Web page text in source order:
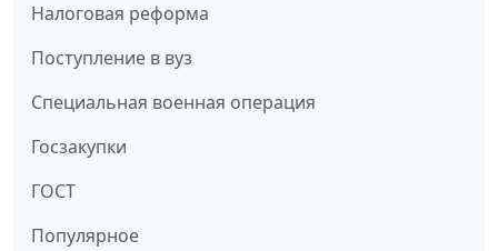
Налоговая реформа
Поступление в вуз
Специальная военная операция
Госзакупки
ГОСТ
Популярное